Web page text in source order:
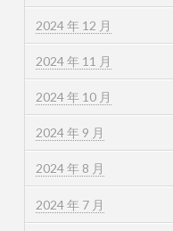
2024 年 12 月
2024 年 11 月
2024 年 10 月
2024 年 9 月
2024 年 8 月
2024 年 7 月